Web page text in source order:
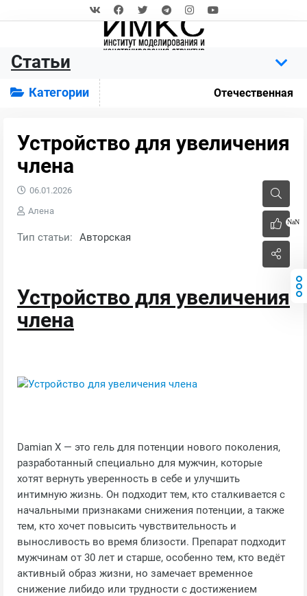
Статьи
Категории Отечественная
Устройство для увеличения
члена
NaN
06.01.2026
Алена
Тип статьи: Авторская
Устройство для увеличения
члена
Damian X — это гель для потенции нового поколения,
разработанный специально для мужчин, которые
хотят вернуть уверенность в себе и улучшить
интимную жизнь. Он подходит тем, кто сталкивается с
начальными признаками снижения потенции, а также
тем, кто хочет повысить чувствительность и
выносливость во время близости. Препарат подходит
мужчинам от 30 лет и старше, особенно тем, кто ведёт
активный образ жизни, но замечает временное
снижение либидо или трудности с достижением